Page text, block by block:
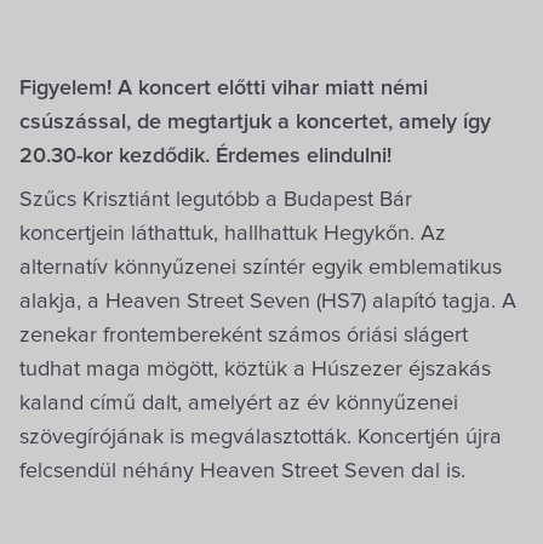
Figyelem! A koncert előtti vihar miatt némi
csúszással, de megtartjuk a koncertet, amely így
20.30-kor kezdődik. Érdemes elindulni!
Szűcs Krisztiánt legutóbb a Budapest Bár
koncertjein láthattuk, hallhattuk Hegykőn. Az
alternatív könnyűzenei színtér egyik emblematikus
alakja, a Heaven Street Seven (HS7) alapító tagja. A
zenekar frontembereként számos óriási slágert
tudhat maga mögött, köztük a Húszezer éjszakás
kaland című dalt, amelyért az év könnyűzenei
szövegírójának is megválasztották. Koncertjén újra
felcsendül néhány Heaven Street Seven dal is.